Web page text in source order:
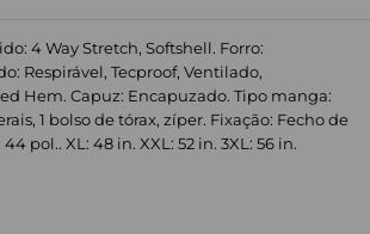
4 Way Stretch, Softshell. Forro:
Respirável, Tecproof, Ventilado,
Hem. Capuz: Encapuzado. Tipo manga:
1 bolso de tórax, zíper. Fixação: Fecho de
pol.. XL: 48 in. XXL: 52 in. 3XL: 56 in.